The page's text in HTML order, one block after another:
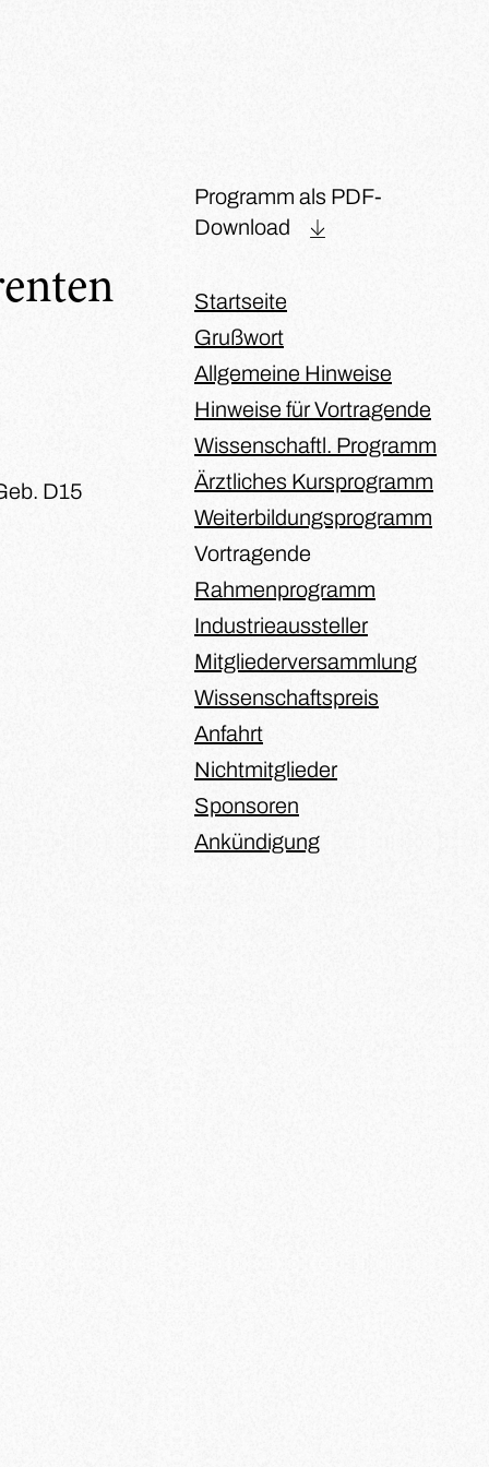
D15
Programm als PDF-
Download
Startseite
Grußwort
Allgemeine Hinweise
Hinweise für Vortragende
Wissenschaftl. Programm
Ärztliches Kursprogramm
Weiterbildungsprogramm
Vortragende
Rahmenprogramm
Industrieaussteller
Mitgliederversammlung
Wissenschaftspreis
Anfahrt
Nichtmitglieder
Sponsoren
Ankündigung